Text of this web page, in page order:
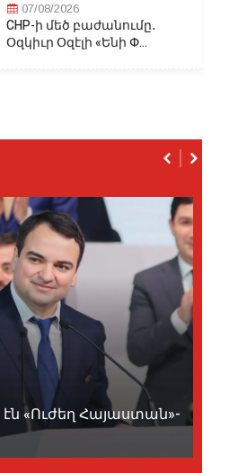
07/08/2026
CHP-ի մեծ բաժանումը․
Օզկիւր Օզէլի «Ենի Փ...
էն «Ուժեղ Հայաստան»-